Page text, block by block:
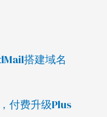
搭建域名
付费升级Plus